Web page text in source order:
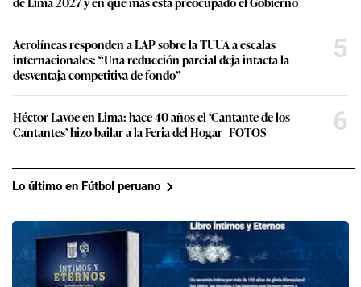
Aerolíneas responden a LAP sobre la TUUA a escalas
internacionales: “Una reducción parcial deja intacta la
desventaja competitiva de fondo”
5
Héctor Lavoe en Lima: hace 40 años el ‘Cantante de los
Cantantes’ hizo bailar a la Feria del Hogar | FOTOS
6
Lo último en Fútbol peruano